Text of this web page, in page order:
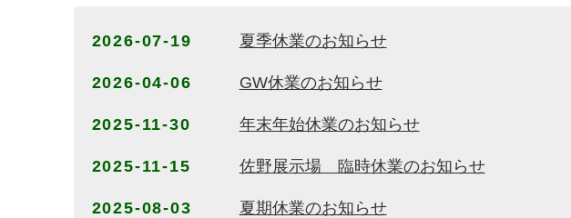
2026-07-19 夏季休業のお知らせ
2026-04-06 GW休業のお知らせ
2025-11-30 年末年始休業のお知らせ
2025-11-15 佐野展示場 臨時休業のお知らせ
2025-08-03 夏期休業のお知らせ